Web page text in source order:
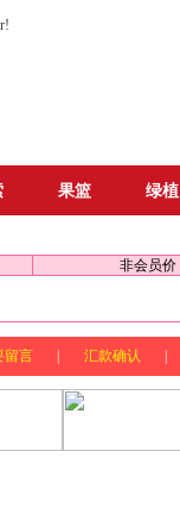
果篮 绿植
非会员价
留言 汇款确认